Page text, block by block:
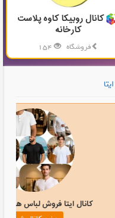
کانال روبیکا کاوه پلاست
کارخانه
فروشگاه
و پخش محصولات پلاستیکی...
کانال